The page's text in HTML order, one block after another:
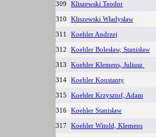
309 Kliszewski Teodor
310 Kliszewski Władysław
311 Koehler Andrzej
312 Koehler Bolesław, Stanisław
313 Koehler Klemens, Juliusz
314 Koehler Konstanty
315 Koehler Krzysztof, Adam
316 Koehler Stanisław
317 Koehler Witold, Klemens